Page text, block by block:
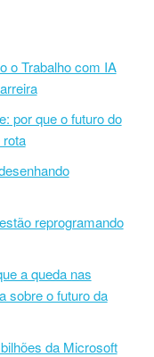
o Trabalho com IA
por que o futuro do
reprogramando
a queda nas
sobre o futuro da
da Microsoft